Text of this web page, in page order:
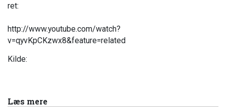
ret:
http://www.youtube.com/watch?
v=qyvKpCKzwx8&feature=related
Kilde:
Læs mere